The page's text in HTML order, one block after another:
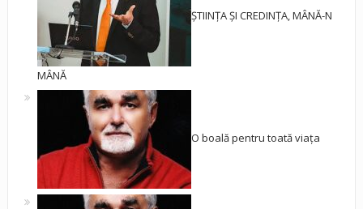
ȘTIINȚA ȘI CREDINȚA, MÂNĂ-N
MÂNĂ
O boală pentru toată viața